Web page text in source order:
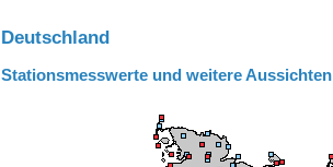
Deutschland
Stationsmesswerte und weitere Aussichten